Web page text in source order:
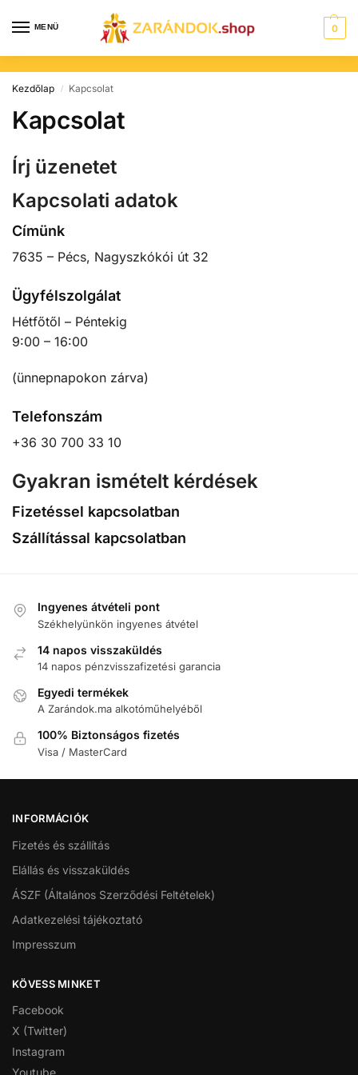
MENÜ 0
Kezdőlap / Kapcsolat
Kapcsolat
Írj üzenetet
Kapcsolati adatok
Címünk
7635 – Pécs, Nagyszkókói út 32
Ügyfélszolgálat
Hétfőtől – Péntekig
9:00 – 16:00
(ünnepnapokon zárva)
Telefonszám
+36 30 700 33 10
Gyakran ismételt kérdések
Fizetéssel kapcsolatban
Szállítással kapcsolatban
Ingyenes átvételi pont
Székhelyünkön ingyenes átvétel
14 napos visszaküldés
14 napos pénzvisszafizetési garancia
Egyedi termékek
A Zarándok.ma alkotóműhelyéből
100% Biztonságos fizetés
Visa / MasterCard
INFORMÁCIÓK
Fizetés és szállítás
Elállás és visszaküldés
ÁSZF (Általános Szerződési Feltételek)
Adatkezelési tájékoztató
Impresszum
KÖVESS MINKET
Facebook
X (Twitter)
Instagram